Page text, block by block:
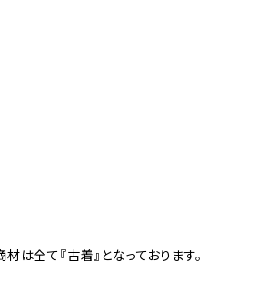
は全て『古着』となっております。